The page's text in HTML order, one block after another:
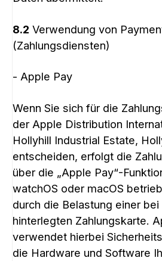
8.2 Verwendung von
(Zahlungsdiensten)
- Apple Pay
Wenn Sie sich für die
der Apple Distribution
Hollyhill Industrial Estate,
entscheiden, erfolgt die
über die „Apple Pay“-
watchOS oder macOS
durch die Belastung einer bei
hinterlegten Zahlungskarte.
verwendet hierbei
die Hardware und Software